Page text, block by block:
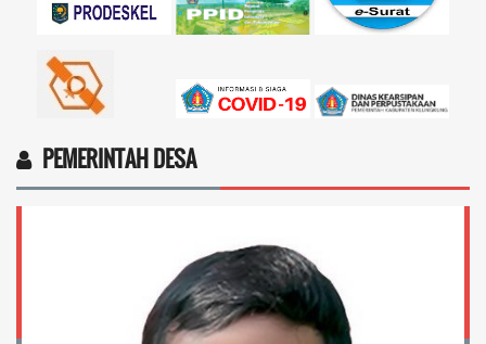
PEMERINTAH DESA